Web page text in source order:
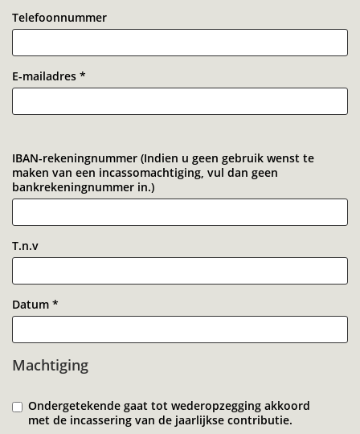
Telefoonnummer
E-mailadres *
IBAN-rekeningnummer (Indien u geen gebruik wenst te
maken van een incassomachtiging, vul dan geen
bankrekeningnummer in.)
T.n.v
Datum *
Machtiging
Ondergetekende gaat tot wederopzegging akkoord
met de incassering van de jaarlijkse contributie.
Inzoomen